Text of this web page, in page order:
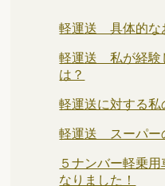
軽運送 具体的な
軽運送 私が経験
は？
軽運送に対する私
軽運送 スーパー
５ナンバー軽乗
なりました！